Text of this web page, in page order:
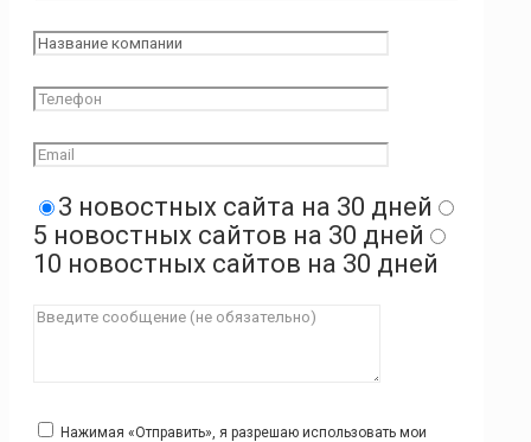
3 новостных сайта на 30 дней
5 новостных сайтов на 30 дней
10 новостных сайтов на 30 дней
Нажимая «Отправить», я разрешаю использовать мои